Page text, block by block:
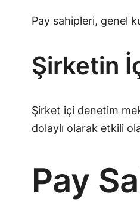
Pay sahipleri, genel
Şirketin
Şirket içi denetim
dolaylı olarak etkili
Pay